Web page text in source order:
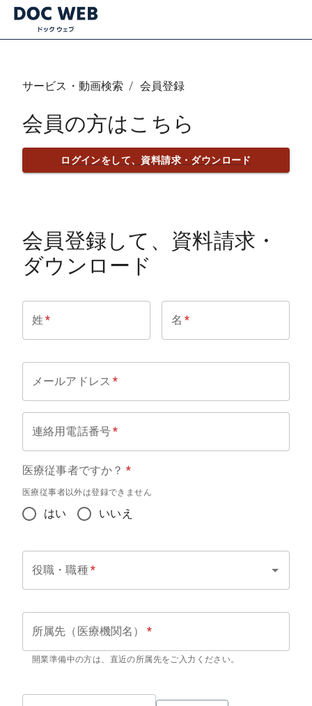
サービス・動画検索 / 会員登録
会員の方はこちら
ログインをして、資料請求・ダウンロード
会員登録して、資料請求・
ダウンロード
姓 * 名 *
メールアドレス *
連絡用電話番号*
医療従事者ですか？ *
医療従事者以外は登録できません
はい いいえ
役職・職種*
所属先（医療機関名） *
開業準備中の方は、直近の所属先をご入力ください。